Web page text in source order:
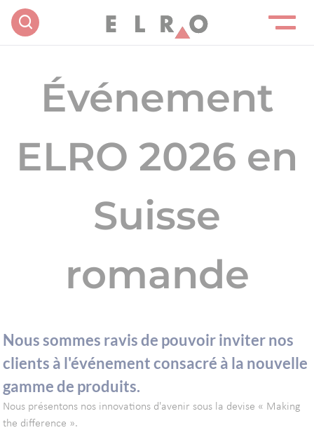
Événement
ELRO 2026 en
Suisse
romande
Nous sommes ravis de pouvoir inviter nos
clients à l'événement consacré à la nouvelle
gamme de produits.
Nous présentons nos innovations d'avenir sous la devise « Making
the difference ».